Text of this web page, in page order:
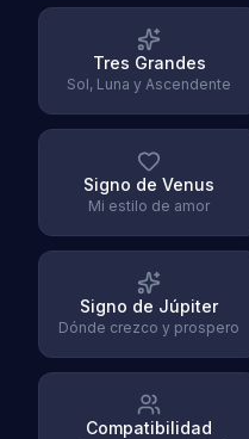
Tres Grandes
Sol, Luna y Ascendente
Signo de Venus
Mi estilo de amor
Signo de Júpiter
Dónde crezco y prospero
Compatibilidad